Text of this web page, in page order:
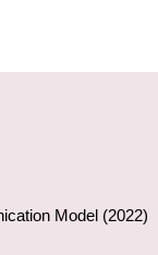
Model (2022)